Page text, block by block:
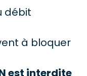
débit
à bloquer
est interdite